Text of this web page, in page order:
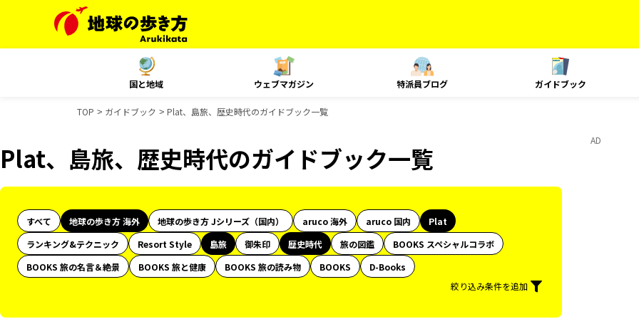
国と地域 ウェブマガジン 特派員ブログ ガイドブック
TOP ガイドブック Plat、島旅、歴史時代のガイドブック一覧
Plat、島旅、歴史時代のガイドブック一覧
すべて 地球の歩き方 海外 地球の歩き方 Jシリーズ（国内） aruco 海外 aruco 国内
Plat
ランキング&テクニック
Resort Style 島旅 御朱印 歴史時代 旅の図鑑
BOOKS スペシャルコラボ
BOOKS 旅の名言＆絶景
BOOKS 旅と健康 BOOKS 旅の読み物 BOOKS
D-Books
絞り込み条件を追加
AD